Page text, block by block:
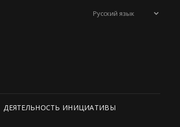
ДЕЯТЕЛЬНОСТЬ ИНИЦИАТИВЫ